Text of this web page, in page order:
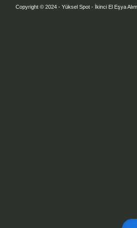
Copyright © 2024 - Yüksel Spot - İkinci El Eşya Alım